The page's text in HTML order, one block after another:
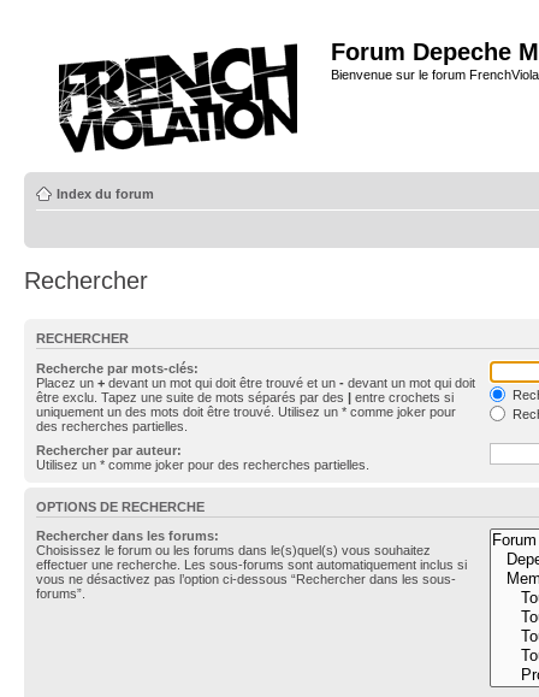
Forum Depeche
Bienvenue sur le forum
Index du forum
Rechercher
RECHERCHER
Recherche par mots-clés:
Placez un + devant un mot qui doit être trouvé et un - devant un mot qui doit
être exclu. Tapez une suite de mots séparés par des | entre crochets si
uniquement un des mots doit être trouvé. Utilisez un * comme joker pour
des recherches partielles.
Rechercher par auteur:
Utilisez un * comme joker pour des recherches partielles.
OPTIONS DE RECHERCHE
Rechercher dans les forums:
Choisissez le forum ou les forums dans le(s)quel(s) vous souhaitez
effectuer une recherche. Les sous-forums sont automatiquement inclus si
vous ne désactivez pas l’option ci-dessous “Rechercher dans les sous-
forums”.